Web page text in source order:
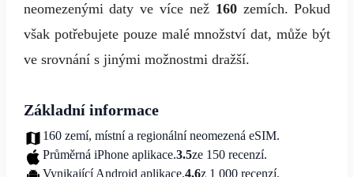
neomezenými daty ve více než 160zemích. Pokud
však potřebujete pouze malé množství dat, může být
ve srovnání s jinými možnostmi dražší.
Základní informace
160 zemí, místní a regionální neomezená eSIM.
Průměrná iPhone aplikace.3.5ze 150 recenzí.
Vynikající Android aplikace.4.6z 1 000 recenzí.